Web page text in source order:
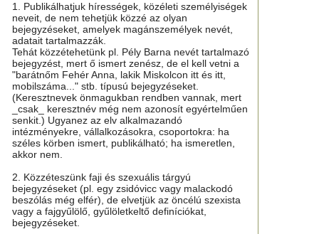
1. Publikálhatjuk hírességek, közéleti személyiségek
neveit, de nem tehetjük közzé az olyan
bejegyzéseket, amelyek magánszemélyek nevét,
adatait tartalmazzák.
Tehát közzétehetünk pl. Pély Barna nevét tartalmazó
bejegyzést, mert ő ismert zenész, de el kell vetni a
"barátnőm Fehér Anna, lakik Miskolcon itt és itt,
mobilszáma..." stb. típusú bejegyzéseket.
(Keresztnevek önmagukban rendben vannak, mert
_csak_ keresztnév még nem azonosít egyértelműen
senkit.) Ugyanez az elv alkalmazandó
intézményekre, vállalkozásokra, csoportokra: ha
széles körben ismert, publikálható; ha ismeretlen,
akkor nem.
2. Közzéteszünk faji és szexuális tárgyú
bejegyzéseket (pl. egy zsidóvicc vagy malackodó
beszólás még elfér), de elvetjük az öncélú szexista
vagy a fajgyűlölő, gyűlöletkeltő definíciókat,
bejegyzéseket.